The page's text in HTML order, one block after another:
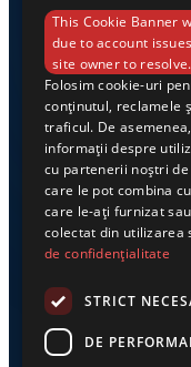
Link-uri
Despre noi
Casa de editură
This Cookie Banner
due to account
site owner to resolve.
Folosim cookie-uri
conținutul, reclamele
traficul. De
informații despre
cu partenerii noștri
care le pot combina
care le-ați furnizat
colectat din utilizarea
de confidențialitate
STRICT
DE